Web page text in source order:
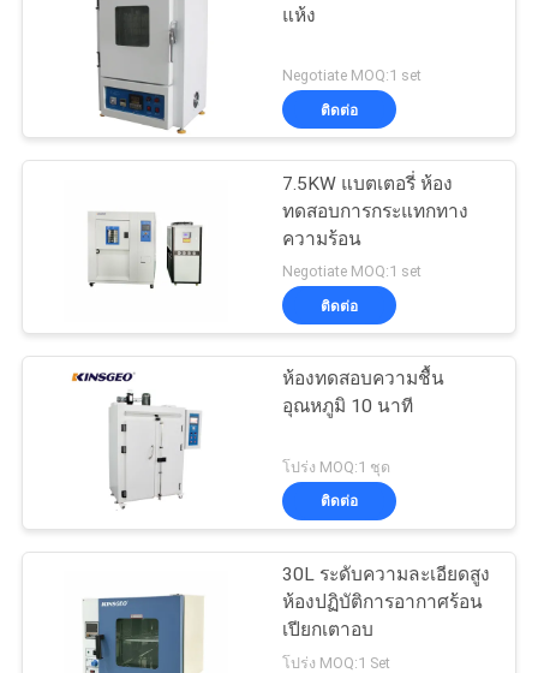
แห้ง
Negotiate MOQ:1 set
ติดต่อ
7.5KW แบตเตอรี่ ห้อง
ทดสอบการกระแทกทาง
ความร้อน
Negotiate MOQ:1 set
ติดต่อ
ห้องทดสอบความชื้น
อุณหภูมิ 10 นาที
โปร่ง MOQ:1 ชุด
ติดต่อ
30L ระดับความละเอียดสูง
ห้องปฏิบัติการอากาศร้อน
เปียกเตาอบ
โปร่ง MOQ:1 Set